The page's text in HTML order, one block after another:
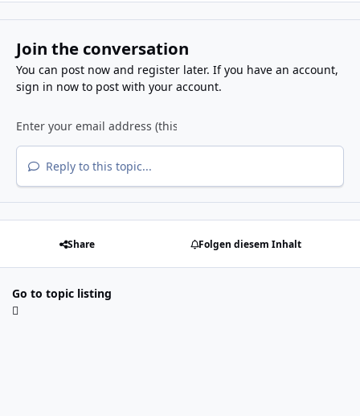
Join the conversation
You can post now and register later. If you have an account,
sign in nowto post with your account.
Reply to this topic...
Share Folgen diesem Inhalt
Go to topic listing